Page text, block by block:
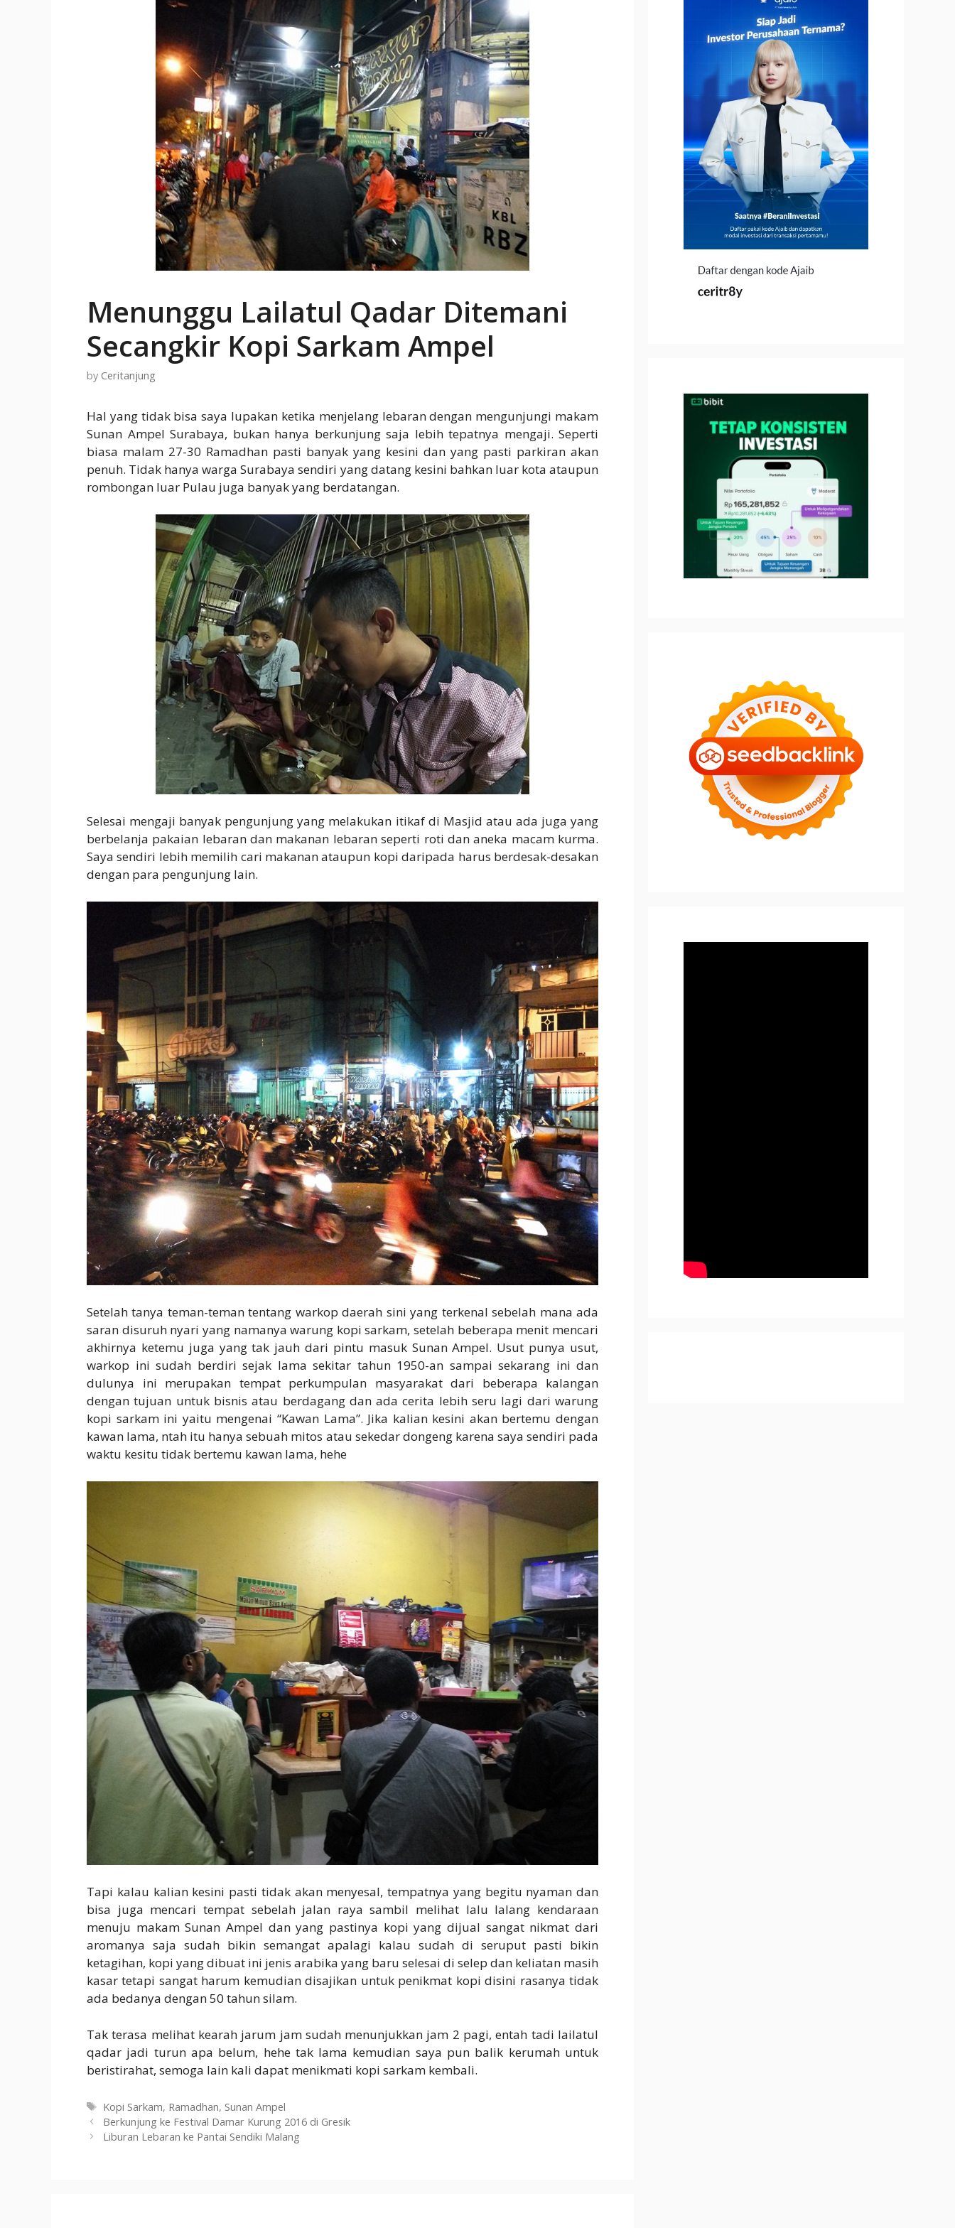
Menunggu Lailatul Qadar Ditemani
Secangkir Kopi Sarkam Ampel
by Ceritanjung
Hal yang tidak bisa saya lupakan ketika menjelang lebaran dengan mengunjungi makam
Sunan Ampel Surabaya, bukan hanya berkunjung saja lebih tepatnya mengaji. Seperti
biasa malam 27-30 Ramadhan pasti banyak yang kesini dan yang pasti parkiran akan
penuh. Tidak hanya warga Surabaya sendiri yang datang kesini bahkan luar kota ataupun
rombongan luar Pulau juga banyak yang berdatangan.
Selesai mengaji banyak pengunjung yang melakukan itikaf di Masjid atau ada juga yang
berbelanja pakaian lebaran dan makanan lebaran seperti roti dan aneka macam kurma.
Saya sendiri lebih memilih cari makanan ataupun kopi daripada harus berdesak-desakan
dengan para pengunjung lain.
Setelah tanya teman-teman tentang warkop daerah sini yang terkenal sebelah mana ada
saran disuruh nyari yang namanya warung kopi sarkam, setelah beberapa menit mencari
akhirnya ketemu juga yang tak jauh dari pintu masuk Sunan Ampel. Usut punya usut,
warkop ini sudah berdiri sejak lama sekitar tahun 1950-an sampai sekarang ini dan
dulunya ini merupakan tempat perkumpulan masyarakat dari beberapa kalangan
dengan tujuan untuk bisnis atau berdagang dan ada cerita lebih seru lagi dari warung
kopi sarkam ini yaitu mengenai “Kawan Lama”. Jika kalian kesini akan bertemu dengan
kawan lama, ntah itu hanya sebuah mitos atau sekedar dongeng karena saya sendiri pada
waktu kesitu tidak bertemu kawan lama, hehe
Tapi kalau kalian kesini pasti tidak akan menyesal, tempatnya yang begitu nyaman dan
bisa juga mencari tempat sebelah jalan raya sambil melihat lalu lalang kendaraan
menuju makam Sunan Ampel dan yang pastinya kopi yang dijual sangat nikmat dari
aromanya saja sudah bikin semangat apalagi kalau sudah di seruput pasti bikin
ketagihan, kopi yang dibuat ini jenis arabika yang baru selesai di selep dan keliatan masih
kasar tetapi sangat harum kemudian disajikan untuk penikmat kopi disini rasanya tidak
ada bedanya dengan 50 tahun silam.
Tak terasa melihat kearah jarum jam sudah menunjukkan jam 2 pagi, entah tadi lailatul
qadar jadi turun apa belum, hehe tak lama kemudian saya pun balik kerumah untuk
beristirahat, semoga lain kali dapat menikmati kopi sarkam kembali.
Tags
Kopi Sarkam, Ramadhan, Sunan Ampel
Berkunjung ke Festival Damar Kurung 2016 di Gresik
Liburan Lebaran ke Pantai Sendiki Malang